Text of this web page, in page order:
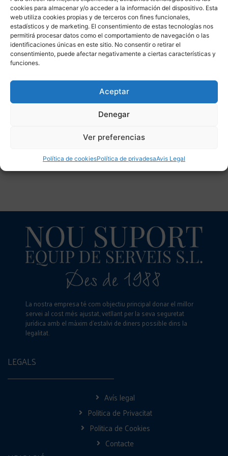
cookies para almacenar y/o acceder a la información del dispositivo. Esta
web utiliza cookies propias y de terceros con fines funcionales,
estadísticos y de marketing. El consentimiento de estas tecnologías nos
permitirá procesar datos como el comportamiento de navegación o las
identificaciones únicas en este sitio. No consentir o retirar el
consentimiento, puede afectar negativamente a ciertas características y
funciones.
Aceptar
Denegar
Ver preferencias
Política de cookiesPolítica de privadesaAvis Legal
https://www.leconomic.cat/article/2069497-una-mica-
mes-d-optimisme-en-el-mon-del-comerc.html
La nostra empresa té com objectiu principal donar el millor
servei al cost més ajustat, vetllant per la seva seguretat
jurídica amb el màxim d’estalvi de diners possible dins la
legalitat.
LEGALS
Avís legal
Politica de Privacitat
Politica de Cookies
Contacte